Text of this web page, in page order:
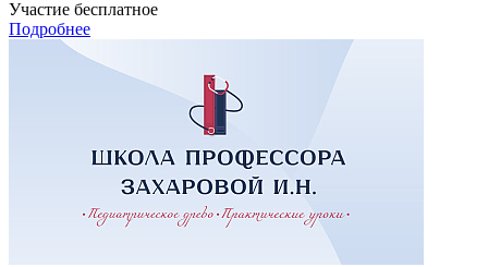
Участие бесплатное
Подробнее